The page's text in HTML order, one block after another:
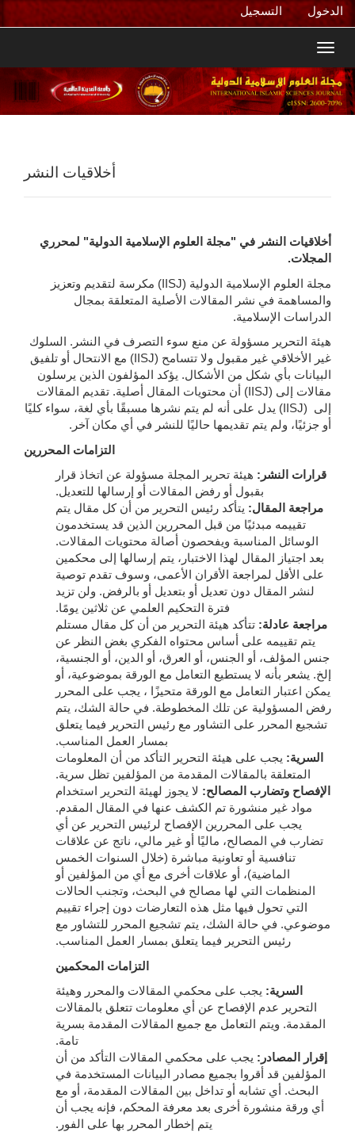
الرئيسي
الشريط
الجانبي
التسجيل الدخول
أخلاقيات النشر
أخلاقيات النشر في "مجلة العلوم الإسلامية الدولية" لمحرري
المجلات.
مجلة العلوم الإسلامية الدولية (IISJ) مكرسة لتقديم وتعزيز
والمساهمة في نشر المقالات الأصلية المتعلقة بمجال
الدراسات الإسلامية.
هيئة التحرير مسؤولة عن منع سوء التصرف في النشر. السلوك
غير الأخلاقي غير مقبول ولا تتسامح (IISJ) مع الانتحال أو تلفيق
البيانات بأي شكل من الأشكال. يؤكد المؤلفون الذين يرسلون
مقالات إلى (IISJ) أن محتويات المقال أصلية. تقديم المقالات
إلى (IISJ) يدل على أنه لم يتم نشرها مسبقًا بأي لغة، سواء كليًا
أو جزئيًا، ولم يتم تقديمها حاليًا للنشر في أي مكان آخر.
التزامات المحررين
قرارات النشر: هيئة تحرير المجلة مسؤولة عن اتخاذ قرار
بقبول أو رفض المقالات أو إرسالها للتعديل.
مراجعة المقال: يتأكد رئيس التحرير من أن كل مقال يتم
تقييمه مبدئيًا من قبل المحررين الذين قد يستخدمون
الوسائل المناسبة ويفحصون أصالة محتويات المقالات.
بعد اجتياز المقال لهذا الاختبار، يتم إرسالها إلى محكمين
على الأقل لمراجعة الأقران الأعمى، وسوف تقدم توصية
لنشر المقال دون تعديل أو بتعديل أو بالرفض. ولن تزيد
فترة التحكيم العلمي عن ثلاثين يومًا.
مراجعة عادلة: تتأكد هيئة التحرير من أن كل مقال مستلم
يتم تقييمه على أساس محتواه الفكري بغض النظر عن
جنس المؤلف، أو الجنس، أو العرق، أو الدين، أو الجنسية،
إلخ. يشعر بأنه لا يستطيع التعامل مع الورقة بموضوعية، أو
يمكن اعتبار التعامل مع الورقة متحيزًا ، يجب على المحرر
رفض المسؤولية عن تلك المخطوطة. في حالة الشك، يتم
تشجيع المحرر على التشاور مع رئيس التحرير فيما يتعلق
بمسار العمل المناسب.
السرية: يجب على هيئة التحرير التأكد من أن المعلومات
المتعلقة بالمقالات المقدمة من المؤلفين تظل سرية.
الإفصاح وتضارب المصالح: لا يجوز لهيئة التحرير استخدام
مواد غير منشورة تم الكشف عنها في المقال المقدم.
يجب على المحررين الإفصاح لرئيس التحرير عن أي
تضارب في المصالح، ماليًا أو غير مالي، ناتج عن علاقات
تنافسية أو تعاونية مباشرة (خلال السنوات الخمس
الماضية)، أو علاقات أخرى مع أي من المؤلفين أو
المنظمات التي لها مصالح في البحث، وتجنب الحالات
التي تحول فيها مثل هذه التعارضات دون إجراء تقييم
موضوعي. في حالة الشك، يتم تشجيع المحرر للتشاور مع
رئيس التحرير فيما يتعلق بمسار العمل المناسب.
التزامات المحكمين
السرية: يجب على محكمي المقالات والمحرر وهيئة
التحرير عدم الإفصاح عن أي معلومات تتعلق بالمقالات
المقدمة. ويتم التعامل مع جميع المقالات المقدمة بسرية
تامة.
إقرار المصادر: يجب على محكمي المقالات التأكد من أن
المؤلفين قد أقروا بجميع مصادر البيانات المستخدمة في
البحث. أي تشابه أو تداخل بين المقالات المقدمة، أو مع
أي ورقة منشورة أخرى بعد معرفة المحكم، فإنه يجب أن
يتم إخطار المحرر بها على الفور.